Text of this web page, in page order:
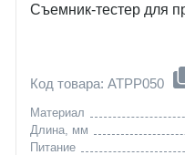
Съемник-тестер для
Код товара: ATPP050
Материал
Длина, мм
Питание